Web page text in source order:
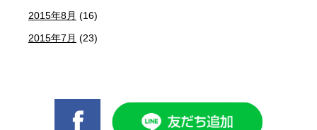
2015年8月 (16)
2015年7月 (23)